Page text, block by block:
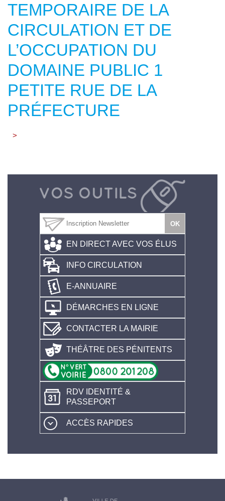
TEMPORAIRE DE LA
CIRCULATION ET DE
L’OCCUPATION DU
DOMAINE PUBLIC 1
PETITE RUE DE LA
PRÉFECTURE
>
EN DIRECT AVEC VOS ÉLUS
INFO CIRCULATION
E-ANNUAIRE
DÉMARCHES EN LIGNE
CONTACTER LA MAIRIE
THÉÂTRE DES PÉNITENTS
RDV IDENTITÉ &
PASSEPORT
ACCÈS RAPIDES